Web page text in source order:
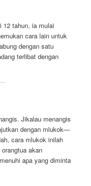
12 tahun, ia mulai
cara lain untuk
dengan satu
terlibat dengan
Jikalau menangis
dengan mlukok—
cara mlukok inilah
akan
apa yang diminta